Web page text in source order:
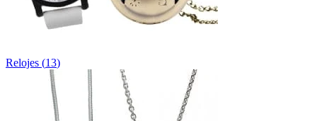
Relojes (13)